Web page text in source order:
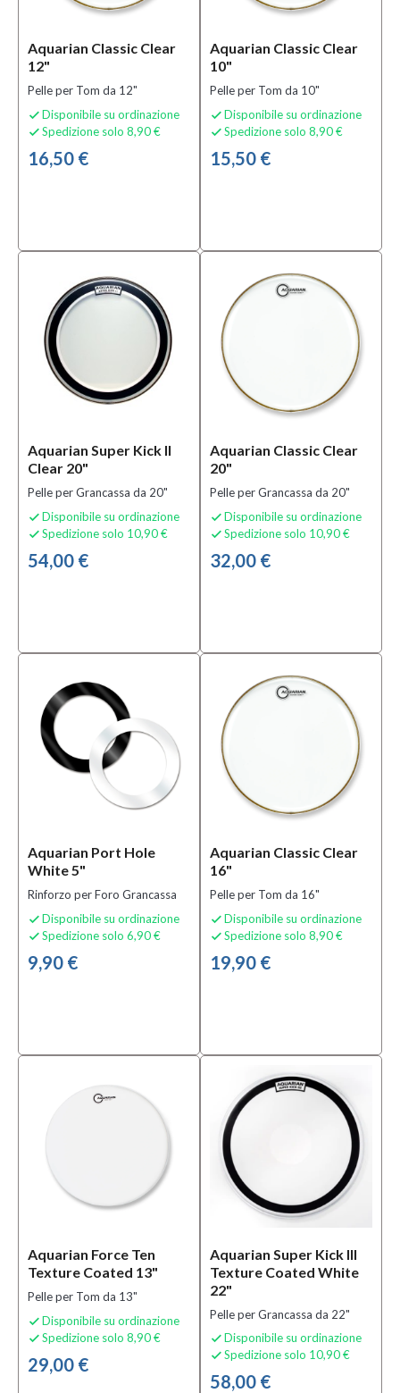
Aquarian Classic Clear
12"
Pelle per Tom da 12"
 Disponibile su ordinazione
 Spedizione solo 8,90 €
16,50 €
Aquarian Classic Clear
10"
Pelle per Tom da 10"
 Disponibile su ordinazione
 Spedizione solo 8,90 €
15,50 €
Aquarian Super Kick II
Clear 20"
Pelle per Grancassa da 20"
 Disponibile su ordinazione
 Spedizione solo 10,90 €
54,00 €
Aquarian Classic Clear
20"
Pelle per Grancassa da 20"
 Disponibile su ordinazione
 Spedizione solo 10,90 €
32,00 €
Aquarian Port Hole
White 5"
Rinforzo per Foro Grancassa
 Disponibile su ordinazione
 Spedizione solo 6,90 €
9,90 €
Aquarian Classic Clear
16"
Pelle per Tom da 16"
 Disponibile su ordinazione
 Spedizione solo 8,90 €
19,90 €
Aquarian Force Ten
Texture Coated 13"
Pelle per Tom da 13"
 Disponibile su ordinazione
 Spedizione solo 8,90 €
29,00 €
Aquarian Super Kick III
Texture Coated White
22"
Pelle per Grancassa da 22"
 Disponibile su ordinazione
 Spedizione solo 10,90 €
58,00 €